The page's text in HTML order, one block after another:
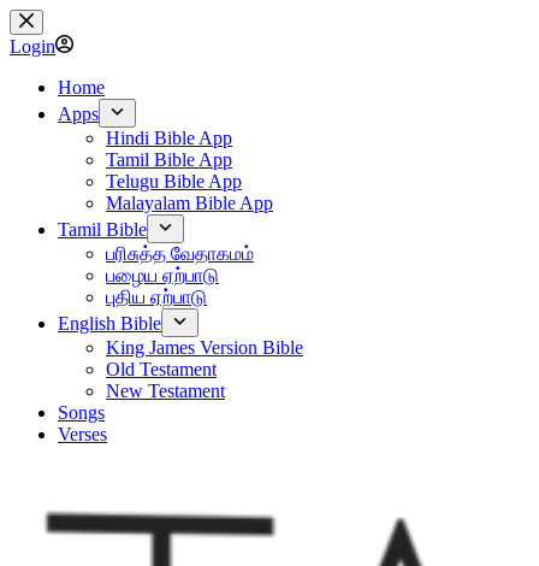
Skip
to
content
Login
Home
Apps
Hindi Bible App
Tamil Bible App
Telugu Bible App
Malayalam Bible App
Tamil Bible
பரிசுத்த வேதாகமம்
பழைய ஏற்பாடு
புதிய ஏற்பாடு
English Bible
King James Version Bible
Old Testament
New Testament
Songs
Verses